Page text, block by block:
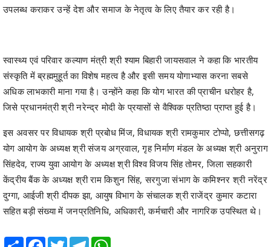
अधिक लाभकारी माना गया है। उन्होंने कहा कि योग भारत की प्राचीन धरोहर है,
जिसे प्रधानमंत्री श्री नरेन्द्र मोदी के प्रयासों से वैश्विक प्रतिष्ठा प्राप्त हुई है।
इस अवसर पर विधायक श्री प्रबोध मिंज, विधायक श्री रामकुमार टोप्पो, छत्तीसगढ़
योग आयोग के अध्यक्ष श्री संजय अग्रवाल, गृह निर्माण मंडल के अध्यक्ष श्री अनुराग
सिंहदेव, राज्य युवा आयोग के अध्यक्ष श्री विश्व विजय सिंह तोमर, जिला सहकारी
केंद्रीय बैंक के अध्यक्ष श्री राम किशुन सिंह, सरगुजा संभाग के कमिश्नर श्री नरेंद्र
दुग्गा, आईजी श्री दीपक झा, आयुष विभाग के संचालक श्री राजेंद्र कुमार कटारा
सहित बड़ी संख्या में जनप्रतिनिधि, अधिकारी, कर्मचारी और नागरिक उपस्थित थे।
ShareFacebook
TwitterTelegramWhatsApp